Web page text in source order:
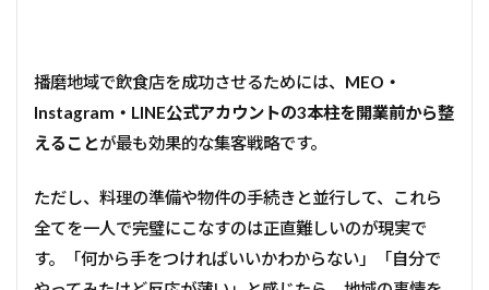
播磨地域で飲食店を成功させるためには、 MEO・
Instagram・LINE公式アカウントの3本柱を開業前から整
えることが最も効果的な集客戦略です。
ただし、料理の準備や物件の手続きと並行して、これら
全てを一人で完璧にこなすのは正直難しいのが現実で
す。「何から手をつければいいかわからない」「自分で